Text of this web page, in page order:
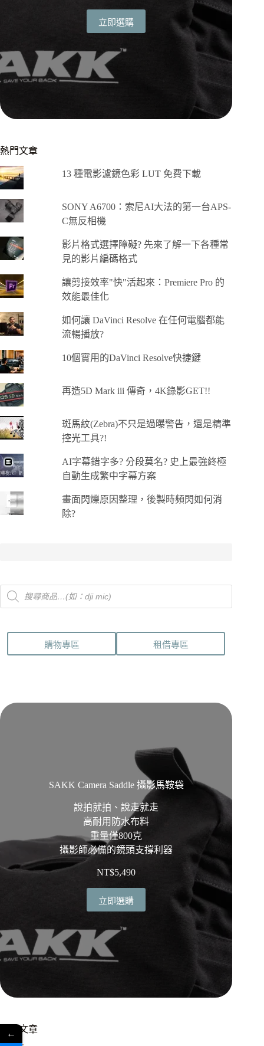
立即選購
熱門文章
13 種電影濾鏡色彩 LUT 免費下載
SONY A6700：索尼AI大法的第一台APS-
C無反相機
影片格式選擇障礙? 先來了解一下各種常
見的影片編碼格式
讓剪接效率"快"活起來：Premiere Pro 的
效能最佳化
如何讓 DaVinci Resolve 在任何電腦都能
流暢播放?
10個實用的DaVinci Resolve快捷鍵
再造5D Mark iii 傳奇，4K錄影GET!!
斑馬紋(Zebra)不只是過曝警告，還是精準
控光工具?!
AI字幕錯字多? 分段莫名? 史上最強終極
自動生成繁中字幕方案
畫面閃爍原因整理，後製時頻閃如何消
除?
Products
search
購物專區 租借專區
SAKK Camera Saddle 攝影馬鞍袋
說拍就拍、說走就走
高耐用防水布料
重量僅800克
攝影師必備的鏡頭支撐利器
NT$5,490
立即選購
熱門文章
←